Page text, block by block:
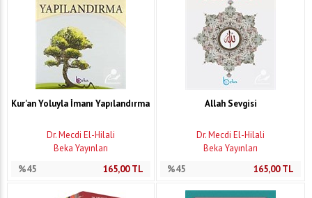
Kur'an Yoluyla İmanı Yapılandırma
Dr. Mecdi El-Hilali
Beka Yayınları
%45
165,00TL
Allah Sevgisi
Dr. Mecdi El-Hilali
Beka Yayınları
%45
165,00TL